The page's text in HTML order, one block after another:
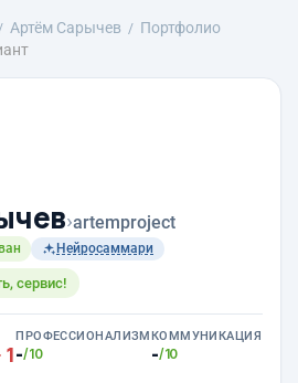
Артём Сарычев
Портфолио
›artemproject
Нейросаммари
сервис!
1
ПРОФЕССИОНАЛИЗМ
-/10
КОММУНИКАЦИЯ
-/10